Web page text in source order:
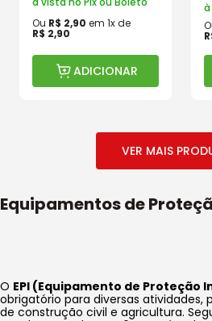
Ou R$ 2,90 em 1x de
R$ 2,90
ADICIONAR
Equipamentos de
O EPI (Equipamento de Proteção
obrigatório para diversas atividades,
de construção civil e agricultura.